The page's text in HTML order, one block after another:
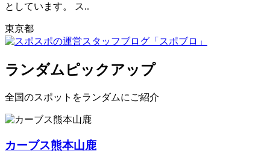
としています。 ス..
東京都
ランダムピックアップ
全国のスポットをランダムにご紹介
カーブス熊本山鹿